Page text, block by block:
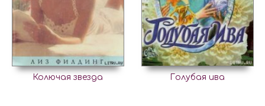
Колючая звезда Голубая ива